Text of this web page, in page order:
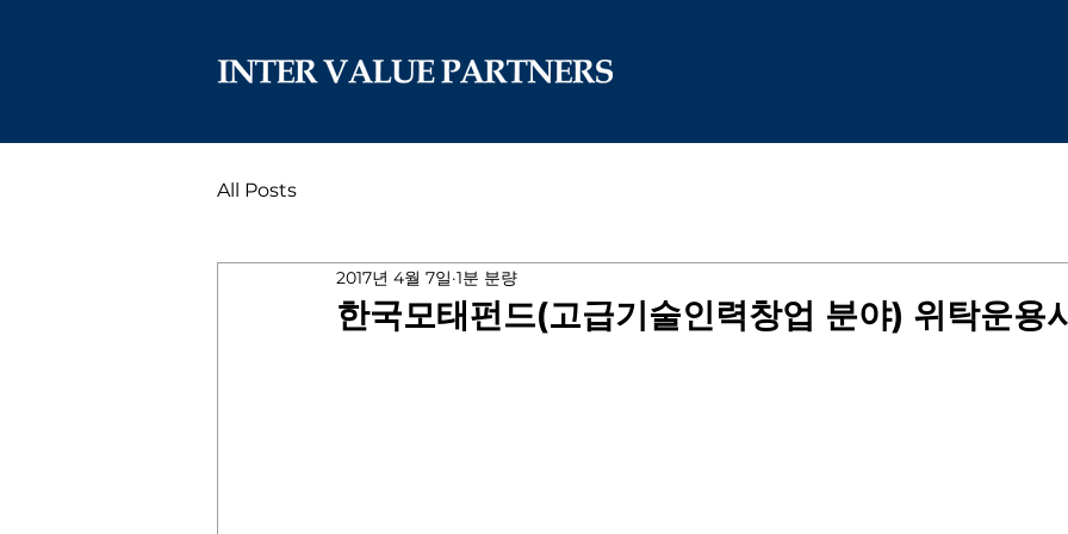
All Posts
한국모태펀드(고급기술인력창업 분야) 위탁운용
2017년 4월 7일 1분 분량